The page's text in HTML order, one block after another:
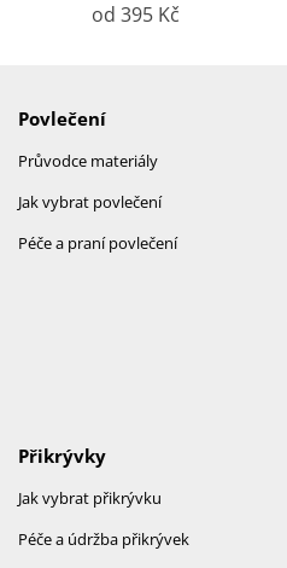
od 395 Kč
Povlečení
Průvodce materiály
Jak vybrat povlečení
Péče a praní povlečení
Přikrývky
Jak vybrat přikrývku
Péče a údržba přikrývek